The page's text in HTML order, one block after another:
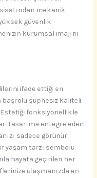
mekanik
güvenlik
kurumsal imajını
ifade ettiği en
başrolü şüphesiz kaliteli
Estetiği fonksiyonellikle
tasarıma entegre eden
sadece görünür
yaşam tarzı sembolü
hayata geçirilen her
ulaşmanızda en